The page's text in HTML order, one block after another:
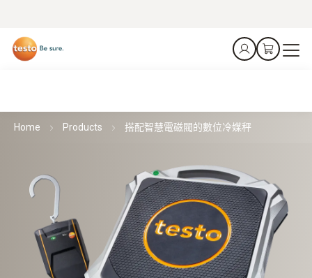
Home Products 搭配智慧電磁閥的數位冷媒秤